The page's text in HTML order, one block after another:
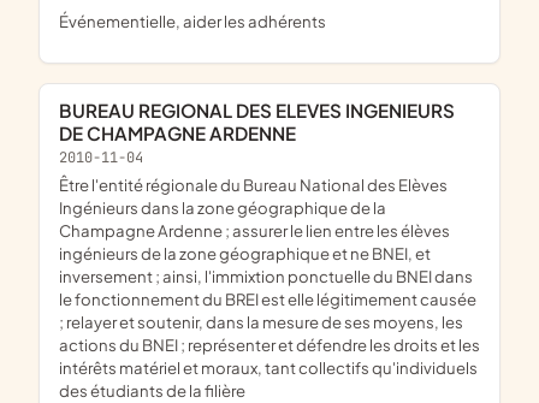
événementielle, aider les adhérents
BUREAU REGIONAL DES ELEVES INGENIEURS
DE CHAMPAGNE ARDENNE
2010-11-04
être l'entité régionale du Bureau National des Elèves
Ingénieurs dans la zone géographique de la
Champagne Ardenne ; assurer le lien entre les élèves
ingénieurs de la zone géographique et ne BNEI, et
inversement ; ainsi, l'immixtion ponctuelle du BNEI dans
le fonctionnement du BREI est elle légitimement causée
; relayer et soutenir, dans la mesure de ses moyens, les
actions du BNEI ; représenter et défendre les droits et les
intérêts matériel et moraux, tant collectifs qu'individuels
des étudiants de la filière